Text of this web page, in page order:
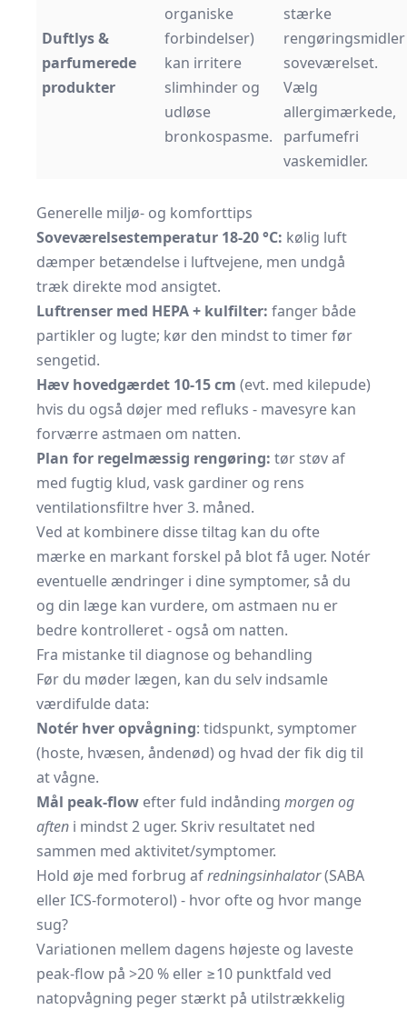
Duftlys &
parfumerede
produkter
organiske
forbindelser)
kan irritere
slimhinder og
udløse
bronkospasme.
stærke
soveværelset.
Vælg
allergimærkede,
parfumefri
vaskemidler.
Generelle miljø- og komforttips
Soveværelsestemperatur 18-20 °C: kølig luft
dæmper betændelse i luftvejene, men undgå
træk direkte mod ansigtet.
Luftrenser med HEPA + kulfilter: fanger både
partikler og lugte; kør den mindst to timer før
sengetid.
Hæv hovedgærdet 10-15 cm (evt. med kilepude)
hvis du også døjer med refluks - mavesyre kan
forværre astmaen om natten.
Plan for regelmæssig rengøring: tør støv af
med fugtig klud, vask gardiner og rens
ventilationsfiltre hver 3. måned.
Ved at kombinere disse tiltag kan du ofte
mærke en markant forskel på blot få uger. Notér
eventuelle ændringer i dine symptomer, så du
og din læge kan vurdere, om astmaen nu er
bedre kontrolleret - også om natten.
Fra mistanke til diagnose og behandling
Før du møder lægen, kan du selv indsamle
værdifulde data:
Notér hver opvågning: tidspunkt, symptomer
(hoste, hvæsen, åndenød) og hvad der fik dig til
at vågne.
Mål peak-flow efter fuld indånding morgen og
aften i mindst 2 uger. Skriv resultatet ned
sammen med aktivitet/symptomer.
Hold øje med forbrug afredningsinhalator(SABA
eller ICS-formoterol) - hvor ofte og hvor mange
sug?
Variationen mellem dagens højeste og laveste
peak-flow på >20 % eller ≥10 punktfald ved
natopvågning peger stærkt på utilstrækkelig